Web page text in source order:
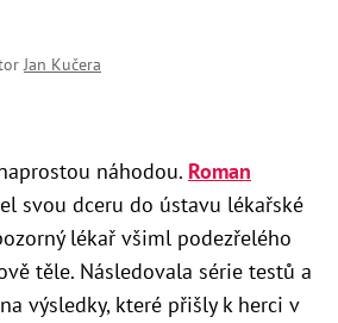
Jan Kučera
náhodou. Roman
svou dceru do ústavu lékařské
lékař všiml podezřelého
těle. Následovala série testů a
výsledky, které přišly k herci v